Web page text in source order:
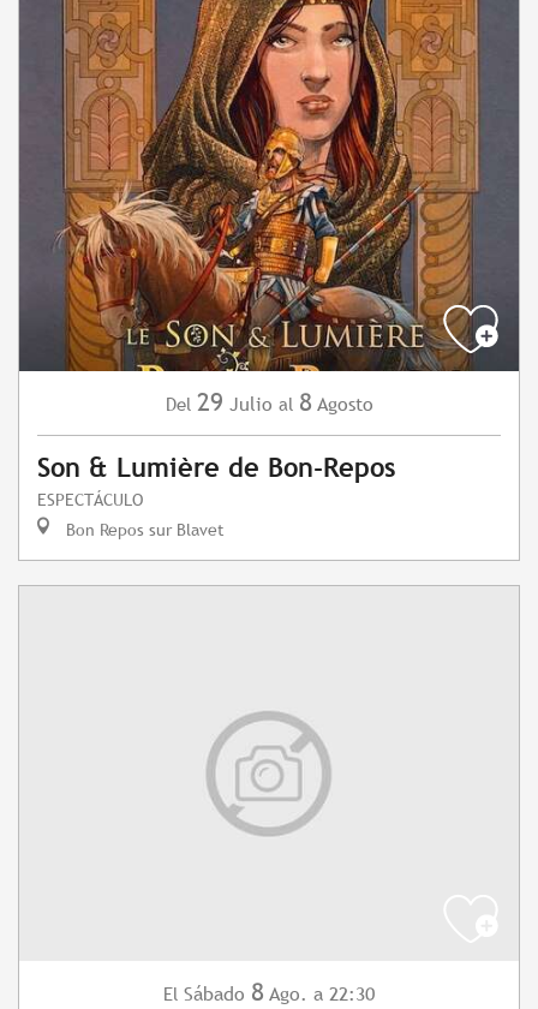
Del 29 Julio al 8 Agosto
Son & Lumière de Bon-Repos
ESPECTÁCULO
Bon Repos sur Blavet
El Sábado 8 Ago. a 22:30